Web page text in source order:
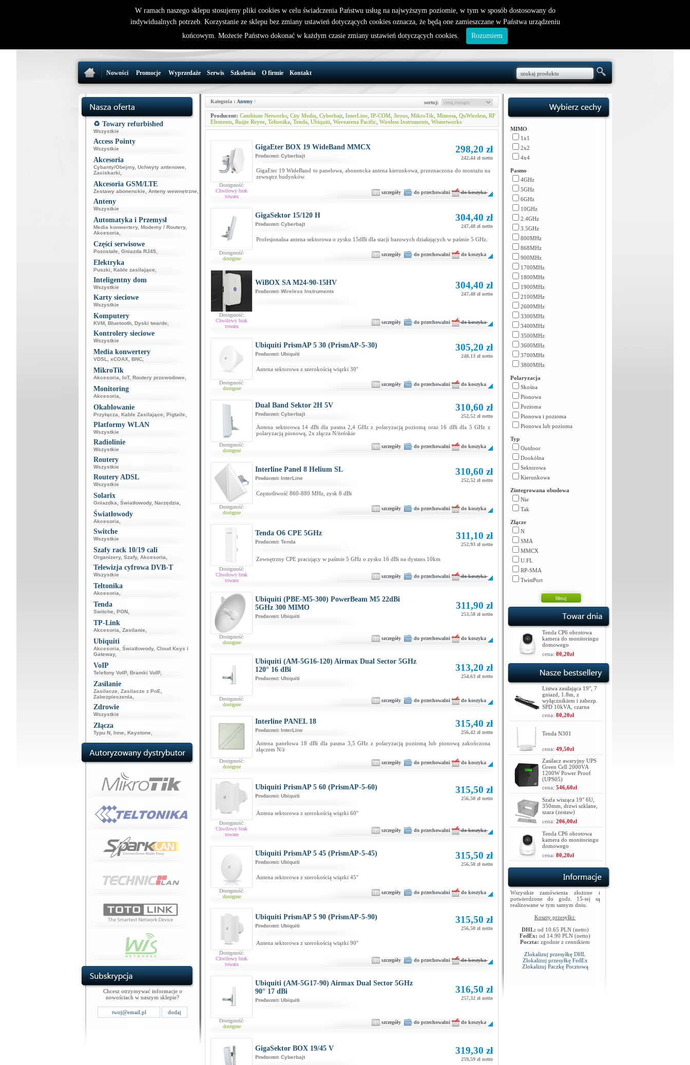
nowy klient
32 721 86 72
support@wirelesslan.com.pl
W koszyku jest 0 produktów(y)
Nowości Promocje Wyprzedaże Serwis Szkolenia O firmie Kontakt
♻️ Towary refurbished
Wszystkie
Access Pointy
Wszystkie
Akcesoria
Cybanty/Obejmy, Uchwyty antenowe
Zaciskarki
Akcesoria GSM/LTE
Zestawy abonenckie Anteny wewnętrzne
Anteny
Wszystkie
Automatyka i Przemysł
Media konwertery, Modemy / Routery,
Akcesoria
Części serwisowe
Pozostałe Gniazda RJ45,
Elektryka
Puszki Kable zasilające
Inteligentny dom
Wszystkie
Karty sieciowe
Wszystkie
Komputery
KVM, Bluetooth, Dyski twarde
Kontrolery sieciowe
Wszystkie
Media konwertery
VDSL xCOAX BNC,
MikroTik
Akcesoria IoT, Routery przewodowe
Monitoring
Akcesoria
Okablowanie
Przyłącza Kable Zasilające Pigtaile
Platformy WLAN
Wszystkie
Radiolinie
Wszystkie
Routery
Wszystkie
Routery ADSL
Wszystkie
Solarix
Gniazdka Światłowody, Narzędzia
Światłowody
Akcesoria
Switche
Wszystkie
Szafy rack 10/19 cali
Organizery, Szafy, Akcesoria
Telewizja cyfrowa DVB-T
Wszystkie
Teltonika
Akcesoria
Tenda
Switche PON,
TP-Link
Akcesoria Zasilanie
Ubiquiti
Akcesoria Światłowody, Cloud Keys i
Gateway,
VoIP
Telefony VoIP, Bramki VoIP,
Zasilanie
Zasilacze Zasilacze z PoE
Zabezpieczenia
Zdrowie
Wszystkie
Złącza
Typu N, Inne Keystone
Chcesz otrzymywać informacje o
nowościach w naszym sklepie?
Kategoria : Anteny / sortuj:
Producent: Cambium Networks City Media Cyberbajt InterLine IP-COM Jirous MikroTik Mimosa QuWireless RF
Elements Ruijie Reyee Teltonika Tenda Ubiquiti Wavearena Pacific Wireless Instruments Wisnetworks
Dostępność:
Chwilowy brak
towaru
GigaEter BOX 19 WideBand MMCX
Producent: Cyberbajt
298,20 zł
242,44 zł netto
GigaEter 19 WideBand to panelowa, abonencka antena kierunkowa, przeznaczona do montażu na
zewnątrz budynków.
szczegóły do przechowalni do koszyka
Dostępność:
dostępne
GigaSektor 15/120 H
Producent: Cyberbajt
304,40 zł
247,48 zł netto
Profesjonalna antena sektorowa o zysku 15dBi dla stacji bazowych działających w paśmie 5 GHz.
szczegóły do przechowalni do koszyka
Dostępność:
Chwilowy brak
towaru
WiBOX SA M24-90-15HV
Producent: Wireless Instruments
304,40 zł
247,48 zł netto
szczegóły do przechowalni do koszyka
Dostępność:
dostępne
Ubiquiti PrismAP 5 30 (PrismAP-5-30)
Producent: Ubiquiti
305,20 zł
248,13 zł netto
Antena sektorowa z szerokością wiązki 30°
szczegóły do przechowalni do koszyka
Dostępność:
dostępne
Dual Band Sektor 2H 5V
Producent: Cyberbajt
310,60 zł
252,52 zł netto
Antena sektorowa 14 dBi dla pasma 2,4 GHz z polaryzacją poziomą oraz 16 dBi dla 5 GHz z
polaryzacją pionową, 2x złącza N/żeńskie
szczegóły do przechowalni do koszyka
Dostępność:
dostępne
Interline Panel 8 Helium SL
Producent: InterLine
310,60 zł
252,52 zł netto
Częstotliwość 860-880 MHz, zysk 8 dBi
szczegóły do przechowalni do koszyka
Dostępność:
Chwilowy brak
towaru
Tenda O6 CPE 5GHz
Producent: Tenda
311,10 zł
252,93 zł netto
Zewnętrzny CPE pracujący w paśmie 5 GHz o zysku 16 dBi na dystans 10km
szczegóły do przechowalni do koszyka
Dostępność:
dostępne
Ubiquiti (PBE-M5-300) PowerBeam M5 22dBi
5GHz 300 MIMO
Producent: Ubiquiti
311,90 zł
253,58 zł netto
szczegóły do przechowalni do koszyka
Dostępność:
dostępne
Ubiquiti (AM-5G16-120) Airmax Dual Sector 5GHz
120° 16 dBi
Producent: Ubiquiti
313,20 zł
254,63 zł netto
szczegóły do przechowalni do koszyka
Dostępność:
dostępne
Interline PANEL 18
Producent: InterLine
315,40 zł
256,42 zł netto
Antena panelowa 18 dBi dla pasma 3,5 GHz z polaryzacją poziomą lub pionową zakończona
złączem N/ż
szczegóły do przechowalni do koszyka
Dostępność:
Chwilowy brak
towaru
Ubiquiti PrismAP 5 60 (PrismAP-5-60)
Producent: Ubiquiti
315,50 zł
256,50 zł netto
Antena sektorowa z szerokością wiązki 60°
szczegóły do przechowalni do koszyka
Dostępność:
dostępne
Ubiquiti PrismAP 5 45 (PrismAP-5-45)
Producent: Ubiquiti
315,50 zł
256,50 zł netto
Antena sektorowa z szerokością wiązki 45°
szczegóły do przechowalni do koszyka
Dostępność:
Chwilowy brak
towaru
Ubiquiti PrismAP 5 90 (PrismAP-5-90)
Producent: Ubiquiti
315,50 zł
256,50 zł netto
Antena sektorowa z szerokością wiązki 90°
szczegóły do przechowalni do koszyka
Dostępność:
dostępne
Ubiquiti (AM-5G17-90) Airmax Dual Sector 5GHz
90° 17 dBi
Producent: Ubiquiti
316,50 zł
257,32 zł netto
szczegóły do przechowalni do koszyka
GigaSektor BOX 19/45 V
Producent: Cyberbajt
319,30 zł
259,59 zł netto
MIMO
1x1
2x2
4x4
Pasmo
4GHz
5GHz
6GHz
10GHz
2.4GHz
3.5GHz
800MHz
868MHz
900MHz
1700MHz
1800MHz
1900MHz
2100MHz
2600MHz
3300MHz
3400MHz
3500MHz
3600MHz
3700MHz
3800MHz
Polaryzacja
Skośna
Pionowa
Pozioma
Pionowa i pozioma
Pionowa lub pozioma
Typ
Outdoor
Dookólna
Sektorowa
Kierunkowa
Zintegrowana obudowa
Nie
Tak
Złącze
N
SMA
MMCX
U.FL
RP-SMA
TwistPort
Tenda CP6 obrotowa
kamera do monitoringu
domowego
cena: 80,20zł
Listwa zasilająca 19", 7
gniazd, 1.8m, z
wyłącznikiem i zabezp.
SPD 10kVA, czarna
cena: 80,20zł
Tenda N301
cena: 49,50zł
Zasilacz awaryjny UPS
Green Cell 2000VA
1200W Power Proof
(UPS05)
cena: 546,60zł
Szafa wisząca 19" 6U,
350mm, drzwi szklane,
szara (zestaw)
cena: 206,00zł
Tenda CP6 obrotowa
kamera do monitoringu
domowego
cena: 80,20zł
Wszystkie zamówienia złożone i
potwierdzone do godz. 15-tej są
realizowane w tym samym dniu.
Koszty przesyłki:
DHL: od 10.65 PLN (netto)
FedEx: od 14.90 PLN (netto)
Poczta: zgodnie z cennikiem
Zlokalizuj przesyłkę DHL
Zlokalizuj przesyłkę FedEx
Zlokalizuj Paczkę Pocztową
W ramach naszego sklepu stosujemy pliki cookies w celu świadczenia Państwu usług na najwyższym poziomie, w tym w sposób dostosowany do
indywidualnych potrzeb. Korzystanie ze sklepu bez zmiany ustawień dotyczących cookies oznacza, że będą one zamieszczane w Państwa urządzeniu
końcowym. Możecie Państwo dokonać w każdym czasie zmiany ustawień dotyczących cookies.
Rozumiem